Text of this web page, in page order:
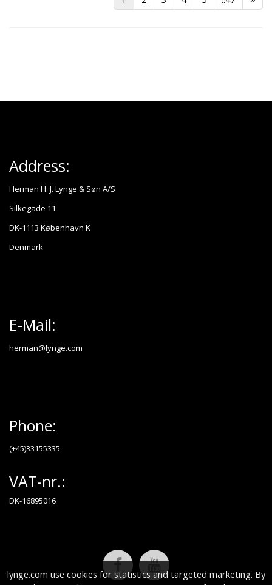
lynge.com use cookies for statistics and targeted marketing. By
Address:
Herman H. J. Lynge & Søn A/S
Silkegade 11
DK-1113 København K
Denmark
E-Mail:
herman@lynge.com
Phone:
(+45)33155335
VAT-nr.:
DK-16895016